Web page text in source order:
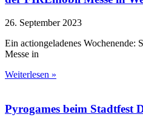
26. September 2023
Ein actiongeladenes Wochenende:
Messe in
Weiterlesen »
Pyrogames beim Stadtfest